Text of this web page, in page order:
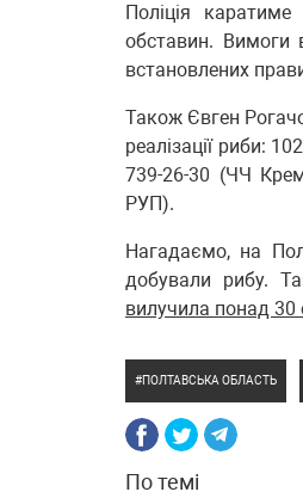
Поліція
обставин. Вимоги
встановлених
Також Євген
реалізації риби:
739-26-30 (ЧЧ
РУП).
Нагадаємо, на
добували рибу.
вилучила понад 30
ПОЛТАВСЬКА ОБЛАСТЬ
По темі